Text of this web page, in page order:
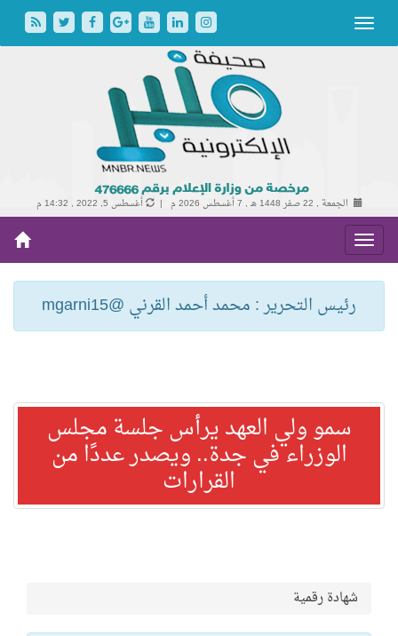
الجمعة , 22 صفر 1448 هـ , 7 أغسطس 2026 م | أغسطس 5, 2022 , 14:32 م
رئيس التحرير : محمد أحمد القرني @mgarni15
سمو ولي العهد يرأس جلسة مجلس
الوزراء في جدة.. ويصدر عددًا من
القرارات
شهادة رقمية